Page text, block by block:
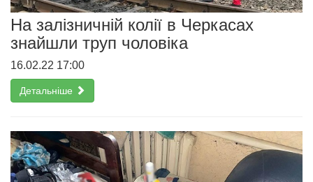
На залізничній колії в Черкасах
знайшли труп чоловіка
16.02.22 17:00
Детальніше